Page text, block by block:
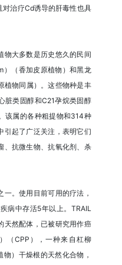
治疗Cd诱导的肝毒性也具
物大多数是历史悠久的民间
）（香加皮原植物）和黑龙
植物同属）。这些物种是丰
脏类固醇和C21孕烷类固醇
该属的各种粗提物和314种
引起了广泛关注，表明它们
、抗微生物、抗氧化剂、杀
。使用目前可用的疗法，
病中存活5年以上。TRAIL
天然配体，已被研究用作癌
（CPP），一种来自杠柳
物）干燥根的天然化合物，